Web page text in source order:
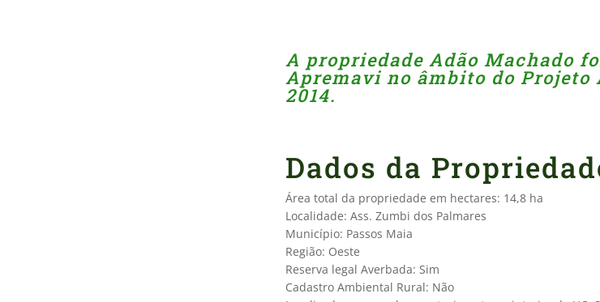
A propriedade Adão Machado
Apremavi no âmbito do Projeto
2014.
Dados da
Área total da propriedade em hectares: 14,8 ha
Localidade: Ass. Zumbi dos Palmares
Município: Passos Maia
Região: Oeste
Reserva legal Averbada: Sim
Cadastro Ambiental Rural: Não